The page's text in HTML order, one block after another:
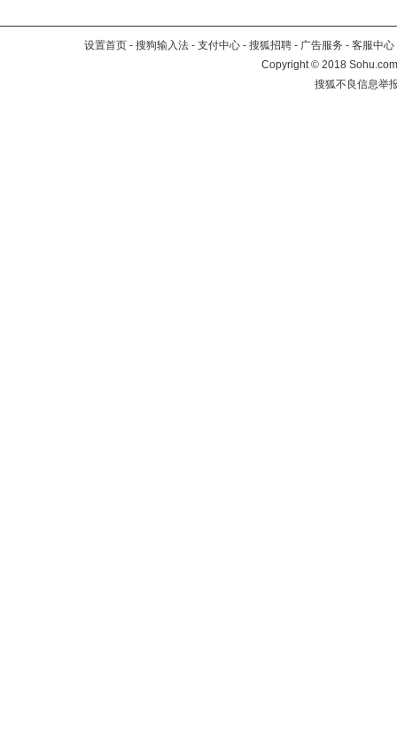
设置首页 - 搜狗输入法 - 支付中心 - 搜狐招聘 - 广告服务 - 客服中心
Copyright©2018
搜狐不良信息举